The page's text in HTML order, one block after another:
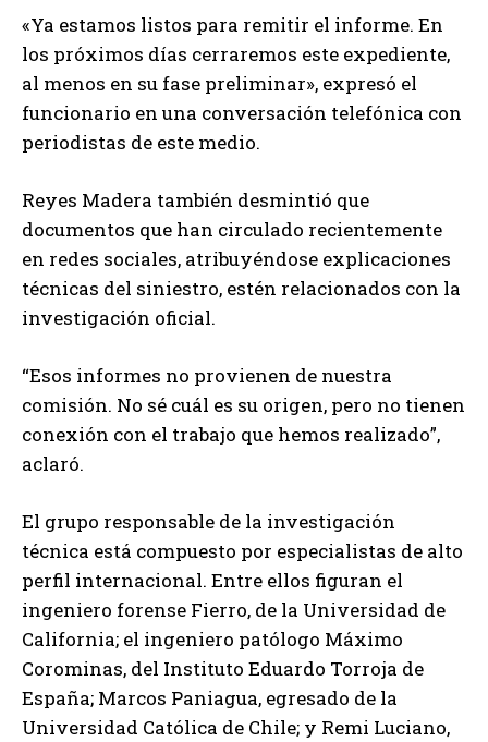
«Ya estamos listos para remitir el informe. En
los próximos días cerraremos este expediente,
al menos en su fase preliminar», expresó el
funcionario en una conversación telefónica con
periodistas de este medio.
Reyes Madera también desmintió que
documentos que han circulado recientemente
en redes sociales, atribuyéndose explicaciones
técnicas del siniestro, estén relacionados con la
investigación oficial.
“Esos informes no provienen de nuestra
comisión. No sé cuál es su origen, pero no tienen
conexión con el trabajo que hemos realizado”,
aclaró.
El grupo responsable de la investigación
técnica está compuesto por especialistas de alto
perfil internacional. Entre ellos figuran el
ingeniero forense Fierro, de la Universidad de
California; el ingeniero patólogo Máximo
Corominas, del Instituto Eduardo Torroja de
España; Marcos Paniagua, egresado de la
Universidad Católica de Chile; y Remi Luciano,